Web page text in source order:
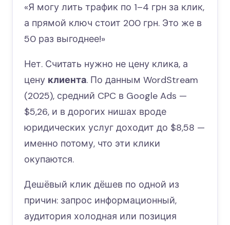
«Я могу лить трафик по 1–4 грн за клик,
а прямой ключ стоит 200 грн. Это же в
50 раз выгоднее!»
Нет. Считать нужно не цену клика, а
цену клиента. По данным WordStream
(2025), средний CPC в Google Ads —
$5,26, и в дорогих нишах вроде
юридических услуг доходит до $8,58 —
именно потому, что эти клики
окупаются.
Дешёвый клик дёшев по одной из
причин: запрос информационный,
аудитория холодная или позиция